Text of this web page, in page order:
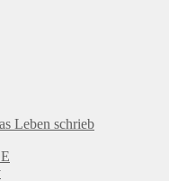
Leben schrieb